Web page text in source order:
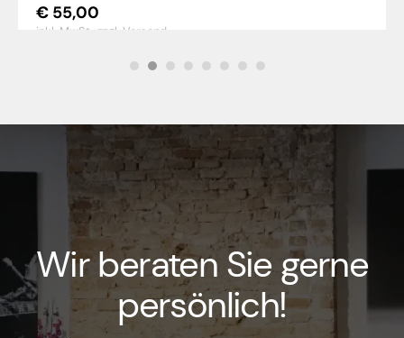
€ 55,00
inkl. MwSt., zzgl. Versand
Wir beraten Sie gerne
persönlich!